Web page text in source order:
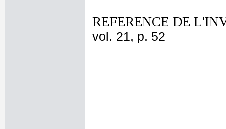
REFERENCE DE
vol. 21, p. 52